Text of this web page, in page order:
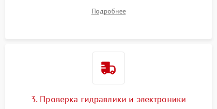
циркуляционному насосу, ТЭНу и сливной помпе.
Подробнее
3. Проверка гидравлики и электроники